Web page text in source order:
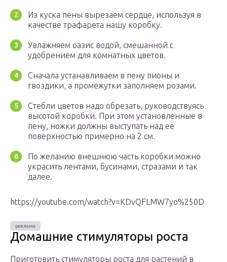
Из куска пены вырезаем сердце, используя в
качестве трафарета нашу коробку.
Увлажняем оазис водой, смешанной с
удобрением для комнатных цветов.
Сначала устанавливаем в пену пионы и
гвоздики, а промежутки заполняем розами.
Стебли цветов надо обрезать, руководствуясь
высотой коробки. При этом установленные в
пену, ножки должны выступать над ее
поверхностью примерно на 2 см.
По желанию внешнюю часть коробки можно
украсить лентами, бусинами, стразами и так
далее.
https://youtube.com/watch?v=KDvQFLMW7yo%250D
Домашние стимуляторы роста
Приготовить стимуляторы роста для растений в